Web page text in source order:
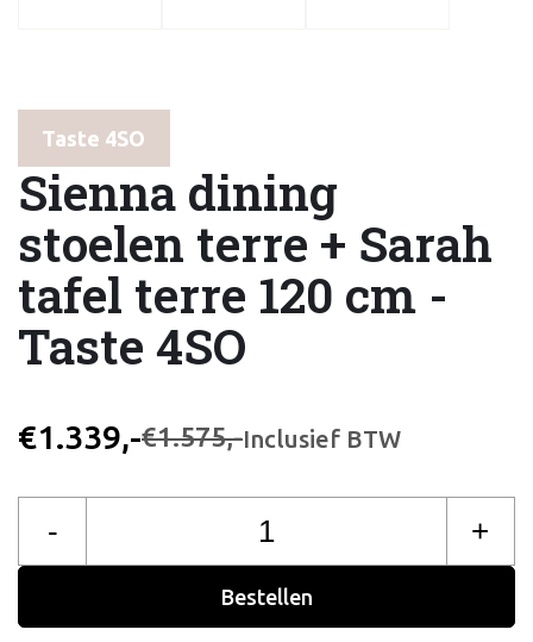
Taste 4SO
Sienna dining
stoelen terre + Sarah
tafel terre 120 cm -
Taste 4SO
€1.339,-€1.575,-Inclusief BTW
- +
Bestellen